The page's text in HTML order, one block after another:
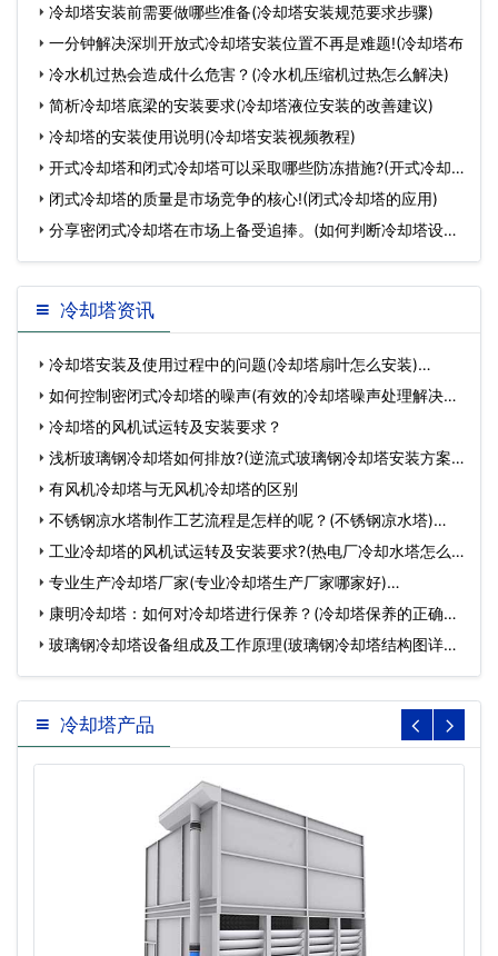
冷却塔安装前需要做哪些准备(冷却塔安装规范要求步骤)
一分钟解决深圳开放式冷却塔安装位置不再是难题!(冷却塔布
冷水机过热会造成什么危害？(冷水机压缩机过热怎么解决)
简析冷却塔底梁的安装要求(冷却塔液位安装的改善建议)
冷却塔的安装使用说明(冷却塔安装视频教程)
开式冷却塔和闭式冷却塔可以采取哪些防冻措施?(开式冷却
塔 闭式冷却塔的质量是市场竞争的核心!(闭式冷却塔的应用)
分享密闭式冷却塔在市场上备受追捧。(如何判断冷却塔设备
好
冷却塔资讯
冷却塔安装及使用过程中的问题(冷却塔扇叶怎么安装)…
如何控制密闭式冷却塔的噪声(有效的冷却塔噪声处理解决方
案…冷却塔的风机试运转及安装要求？
浅析玻璃钢冷却塔如何排放?(逆流式玻璃钢冷却塔安装方案)
… 有风机冷却塔与无风机冷却塔的区别
不锈钢凉水塔制作工艺流程是怎样的呢？(不锈钢凉水塔)…
工业冷却塔的风机试运转及安装要求?(热电厂冷却水塔怎么
操…专业生产冷却塔厂家(专业冷却塔生产厂家哪家好)…
康明冷却塔：如何对冷却塔进行保养？(冷却塔保养的正确方
法)…
玻璃钢冷却塔设备组成及工作原理(玻璃钢冷却塔结构图详解)
…
冷却塔产品